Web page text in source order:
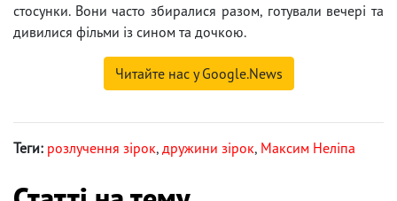
стосунки. Вони часто збиралися разом, готували вечері та
дивилися фільми із сином та дочкою.
Читайте нас у Google.News
Теги: розлучення зірок, дружини зірок, Максим Неліпа